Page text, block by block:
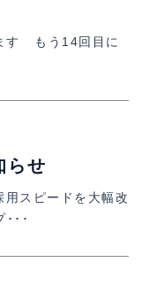
す もう14回目に
らせ
スピードを大幅改
･･･